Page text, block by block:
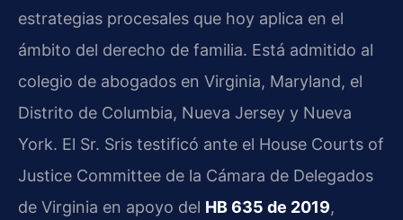
estrategias procesales que hoy aplica en el
ámbito del derecho de familia. Está admitido al
colegio de abogados en Virginia, Maryland, el
Distrito de Columbia, Nueva Jersey y Nueva
York. El Sr. Sris testificó ante el House Courts of
Justice Committee de la Cámara de Delegados
de Virginia en apoyo del HB 635 de 2019,